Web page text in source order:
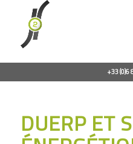
+33 (0)6
DUERP ET